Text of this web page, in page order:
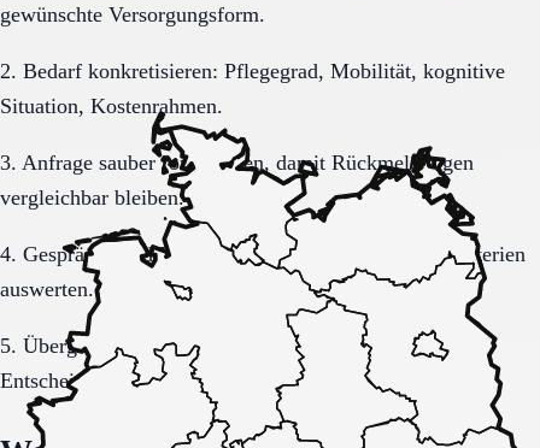
gewünschte Versorgungsform.
2. Bedarf konkretisieren: Pflegegrad, Mobilität, kognitive
Situation, Kostenrahmen.
3. Anfrage sauber formulieren, damit Rückmeldungen
vergleichbar bleiben.
4. Gespräche und Besichtigungen mit festen Muss-Kriterien
auswerten.
5. Übergang, Kommunikation und Kosten vor der
Entscheidung vollständig klären.